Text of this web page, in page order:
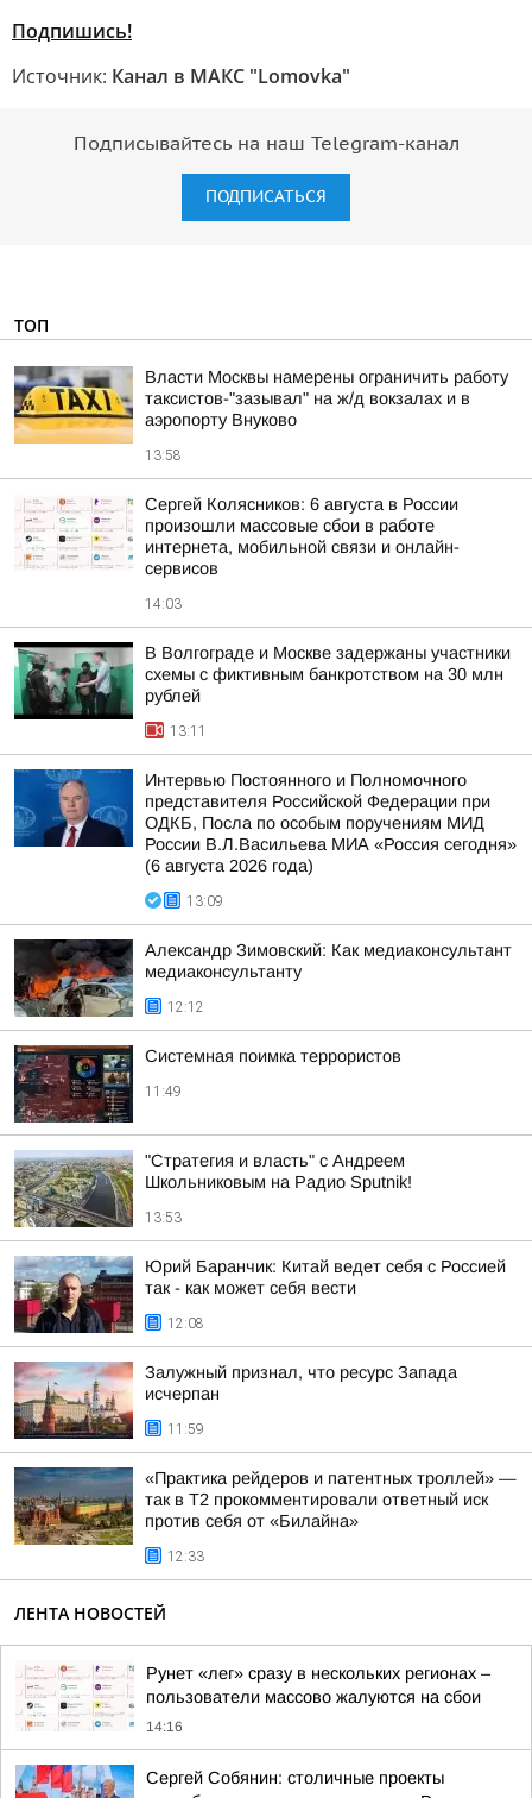
Подпишись!
Источник: Канал в МАКС "Lomovka"
Подписывайтесь на наш Telegram-канал
ПОДПИСАТЬСЯ
ТОП
Власти Москвы намерены ограничить работу
таксистов-"зазывал" на ж/д вокзалах и в
аэропорту Внуково
13:58
Сергей Колясников: 6 августа в России
произошли массовые сбои в работе
интернета, мобильной связи и онлайн-
сервисов
14:03
В Волгограде и Москве задержаны участники
схемы с фиктивным банкротством на 30 млн
рублей
13:11
Интервью Постоянного и Полномочного
представителя Российской Федерации при
ОДКБ, Посла по особым поручениям МИД
России В.Л.Васильева МИА «Россия сегодня»
(6 августа 2026 года)
13:09
Александр Зимовский: Как медиаконсультант
медиаконсультанту
12:12
Системная поимка террористов
11:49
"Стратегия и власть" с Андреем
Школьниковым на Радио Sputnik!
13:53
Юрий Баранчик: Китай ведет себя с Россией
так - как может себя вести
12:08
Залужный признал, что ресурс Запада
исчерпан
11:59
«Практика рейдеров и патентных троллей» —
так в Т2 прокомментировали ответный иск
против себя от «Билайна»
12:33
ЛЕНТА НОВОСТЕЙ
Рунет «лег» сразу в нескольких регионах –
пользователи массово жалуются на сбои
14:16
Сергей Собянин: столичные проекты